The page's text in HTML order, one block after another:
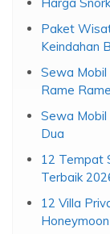
Paket
Keindahan
Sewa Mobil
Rame Rame
Sewa Mobil
Dua
12 Tempat
Terbaik
12 Villa